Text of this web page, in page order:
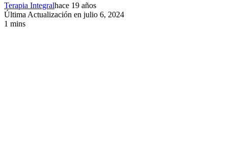
Terapia Integralhace 19 años
Última Actualización en julio 6, 2024
1 mins